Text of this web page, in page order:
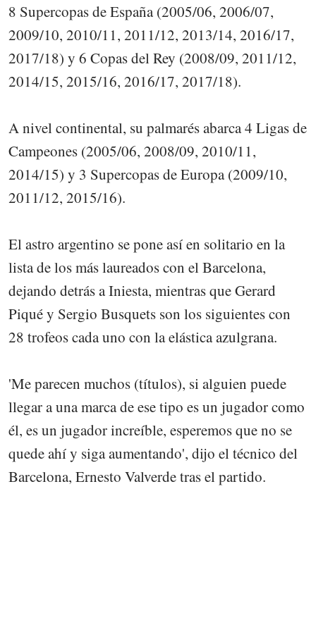
8 Supercopas de España (2005/06, 2006/07,
2009/10, 2010/11, 2011/12, 2013/14, 2016/17,
2017/18) y 6 Copas del Rey (2008/09, 2011/12,
2014/15, 2015/16, 2016/17, 2017/18).
A nivel continental, su palmarés abarca 4 Ligas de
Campeones (2005/06, 2008/09, 2010/11,
2014/15) y 3 Supercopas de Europa (2009/10,
2011/12, 2015/16).
El astro argentino se pone así en solitario en la
lista de los más laureados con el Barcelona,
dejando detrás a Iniesta, mientras que Gerard
Piqué y Sergio Busquets son los siguientes con
28 trofeos cada uno con la elástica azulgrana.
'Me parecen muchos (títulos), si alguien puede
llegar a una marca de ese tipo es un jugador como
él, es un jugador increíble, esperemos que no se
quede ahí y siga aumentando', dijo el técnico del
Barcelona, Ernesto Valverde tras el partido.